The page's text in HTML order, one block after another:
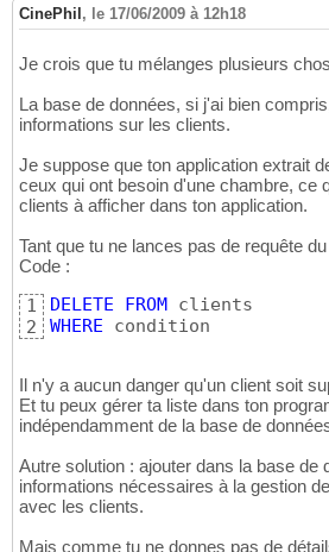
CinePhil , le 17/06/2009 à 12h18
Je crois que tu mélanges plusieurs
La base de données, si j'ai bien
informations sur les clients.
Je suppose que ton application extrait
ceux qui ont besoin d'une chambre, ce
clients à afficher dans ton application.
Tant que tu ne lances pas de requête
Code :
1
2
DELETE FROM
WHERE condition
Il n'y a aucun danger qu'un client soit
Et tu peux gérer ta liste dans ton
indépendamment de la base de
Autre solution : ajouter dans la base de
informations nécessaires à la gestion
avec les clients.
Mais comme tu ne donnes pas de